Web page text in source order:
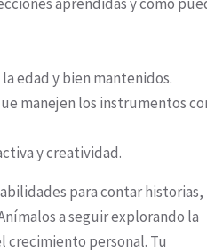
edad y bien mantenidos.
manejen los instrumentos
y creatividad.
para contar historias,
a seguir explorando la
crecimiento personal. Tu